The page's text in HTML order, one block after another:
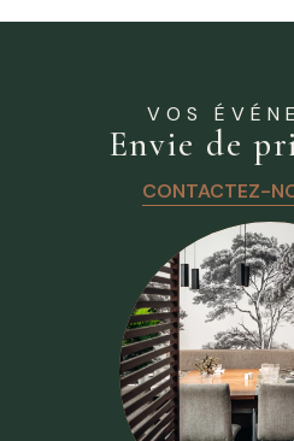
VOS
Envie de
CONTACTEZ-